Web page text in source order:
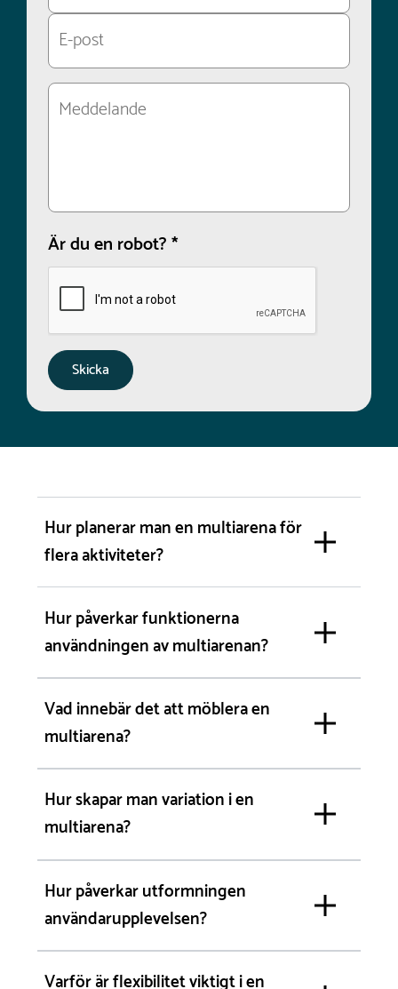
Är du en robot?*
Hur planerar man en multiarena för
flera aktiviteter?
Hur påverkar funktionerna
användningen av multiarenan?
Vad innebär det att möblera en
multiarena?
Hur skapar man variation i en
multiarena?
Hur påverkar utformningen
användarupplevelsen?
Varför är flexibilitet viktigt i en